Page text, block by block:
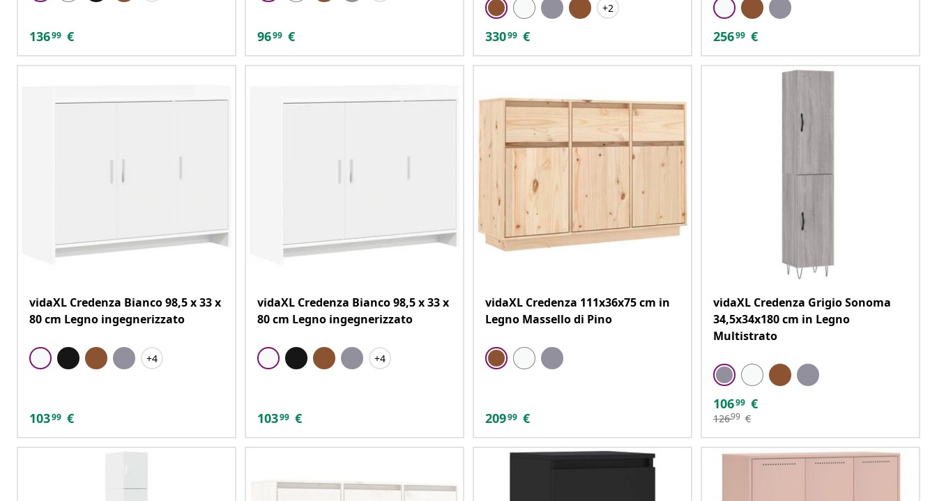
13699 € 9699 €
+2
33099 € 25699 €
vidaXL Credenza Bianco 98,5 x 33 x
80 cm Legno ingegnerizzato
+4
10399 €
vidaXL Credenza Bianco 98,5 x 33 x
80 cm Legno ingegnerizzato
+4
10399 €
vidaXL Credenza 111x36x75 cm in
Legno Massello di Pino
20999 €
vidaXL Credenza Grigio Sonoma
34,5x34x180 cm in Legno
Multistrato
10699 €
12699 €